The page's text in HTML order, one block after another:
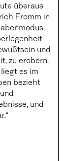
überaus
Fromm in
und
zu erobern,
es im
bezieht
und